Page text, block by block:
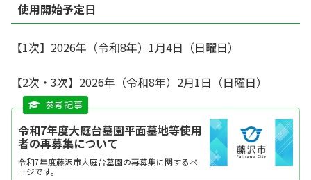
使用開始予定日
【1次】2026年（令和8年）1月4日（日曜日）
【2次・3次】2026年（令和8年）2月1日（日曜日）
令和7年度大庭台墓園平面墓地等使用
者の再募集について
令和7年度藤沢市大庭台墓園の再募集に関するペ
ージです。